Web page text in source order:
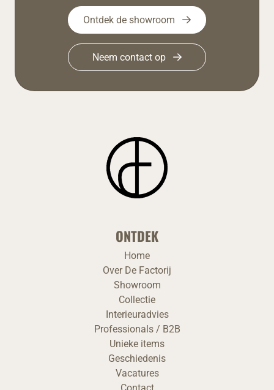
Ontdek de showroom
Neem contact op
ONTDEK
Home
Over De Factorij
Showroom
Collectie
Interieuradvies
Professionals / B2B
Unieke items
Geschiedenis
Vacatures